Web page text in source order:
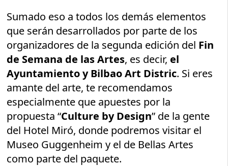
Sumado eso a todos los demás elementos
que serán desarrollados por parte de los
organizadores de la segunda edición del Fin
de Semana de las Artes, es decir, el
Ayuntamiento y Bilbao Art Distric. Si eres
amante del arte, te recomendamos
especialmente que apuestes por la
propuesta “Culture by Design” de la gente
del Hotel Miró, donde podremos visitar el
Museo Guggenheim y el de Bellas Artes
como parte del paquete.